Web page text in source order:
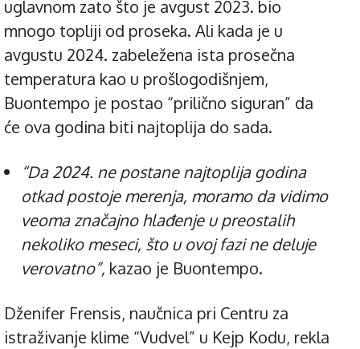
uglavnom zato što je avgust 2023. bio
mnogo topliji od proseka. Ali kada je u
avgustu 2024. zabeležena ista prosečna
temperatura kao u prošlogodišnjem,
Buontempo je postao “prilično siguran” da
će ova godina biti najtoplija do sada.
“Da 2024. ne postane najtoplija godina
otkad postoje merenja, moramo da vidimo
veoma značajno hlađenje u preostalih
nekoliko meseci, što u ovoj fazi ne deluje
verovatno”, kazao je Buontempo.
Dženifer Frensis, naučnica pri Centru za
istraživanje klime “Vudvel” u Kejp Kodu, rekla